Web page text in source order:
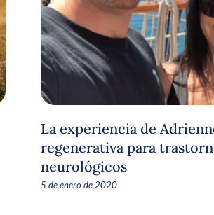
La experiencia de
regenerativa para
neurológicos
5 de enero de 2020